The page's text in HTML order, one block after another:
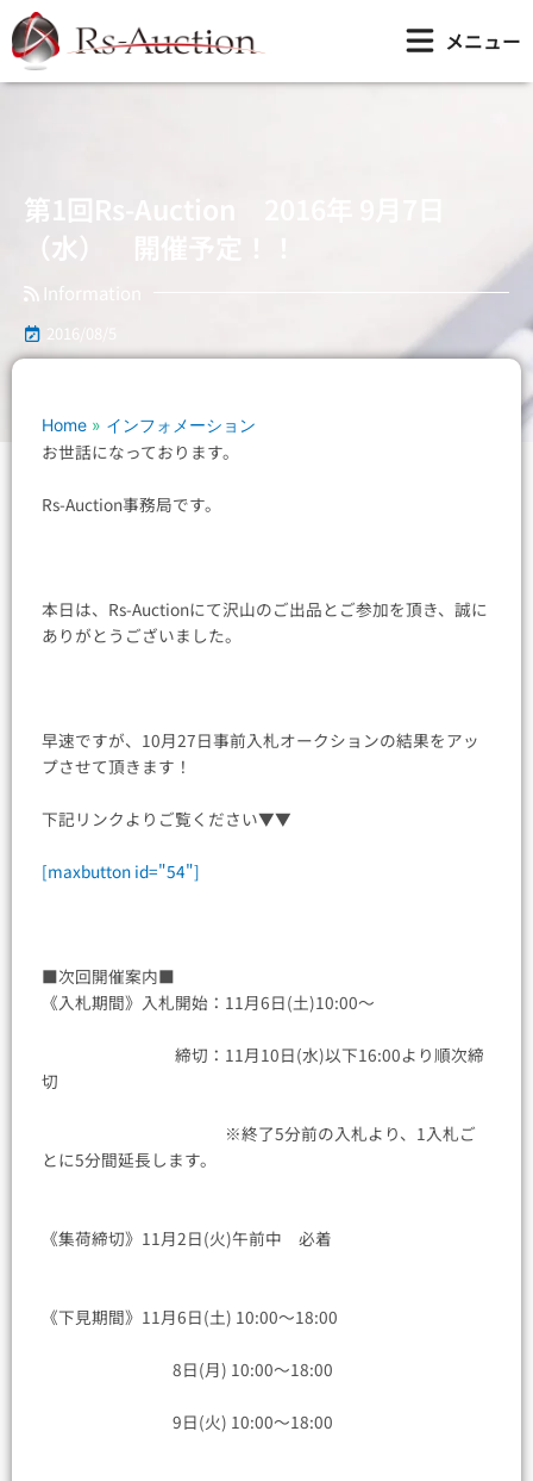
容
ス
メニュー
第1回Rs-Auction 2016年 9月7日（水） 開催予定！！
第1回Rs-Auction 2016年 9月7日
（水） 開催予定！！
Information
2016/08/5
Home » インフォメーション
お世話になっております。
Rs-Auction事務局です。
本日は、Rs-Auctionにて沢山のご出品とご参加を頂き、誠に
ありがとうございました。
早速ですが、10月27日事前入札オークションの結果をアッ
プさせて頂きます！
下記リンクよりご覧ください▼▼
[maxbutton id="54"]
■次回開催案内■
《入札期間》入札開始：11月6日(土)10:00〜
締切：11月10日(水)以下16:00より順次締
切
※終了5分前の入札より、1入札ご
とに5分間延長します。
《集荷締切》11月2日(火)午前中 必着
《下見期間》11月6日(土) 10:00〜18:00
8日(月) 10:00〜18:00
9日(火) 10:00〜18:00